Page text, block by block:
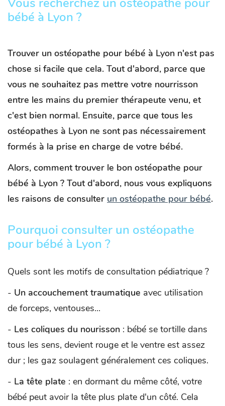
bébé à Lyon ?
Trouver un ostéopathe pour bébé à Lyon n'est pas
chose si facile que cela. Tout d'abord, parce que
vous ne souhaitez pas mettre votre nourrisson
entre les mains du premier thérapeute venu, et
c'est bien normal. Ensuite, parce que tous les
ostéopathes à Lyon ne sont pas nécessairement
formés à la prise en charge de votre bébé.
Alors, comment trouver le bon ostéopathe pour
bébé à Lyon ? Tout d'abord, nous vous expliquons
les raisons de consulter un ostéopathe pour bébé.
Pourquoi consulter un ostéopathe
pour bébé à Lyon ?
Quels sont les motifs de consultation pédiatrique ?
- Un accouchement traumatique avec utilisation
de forceps, ventouses...
- Les coliques du nourisson : bébé se tortille dans
tous les sens, devient rouge et le ventre est assez
dur ; les gaz soulagent généralement ces coliques.
- La tête plate : en dormant du même côté, votre
bébé peut avoir la tête plus plate d'un côté. Cela